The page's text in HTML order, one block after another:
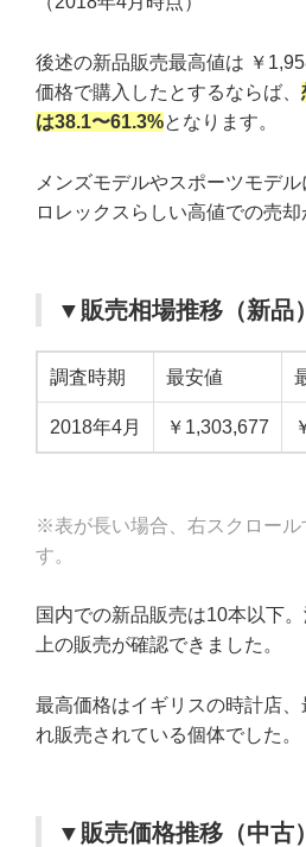
後述の新品販売最高値は ￥
価格で購入したとするならば、
は38.1〜61.3%となります。
メンズモデルやスポーツモデル
ロレックスらしい高値での売却
▼販売相場推移（新品）
調査時期 最安値
2018年4月 ￥1,303,677
※表が長い場合、右スクロール
す。
国内での新品販売は10本以下
上の販売が確認できました。
最高価格はイギリスの時計店
れ販売されている個体でした。
▼販売価格推移（中古）